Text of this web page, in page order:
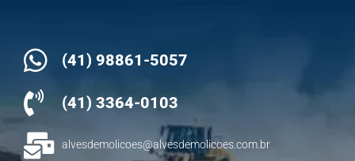
(41) 98861-5057
(41) 3364-0103
alvesdemolicoes@alvesdemolicoes.com.br